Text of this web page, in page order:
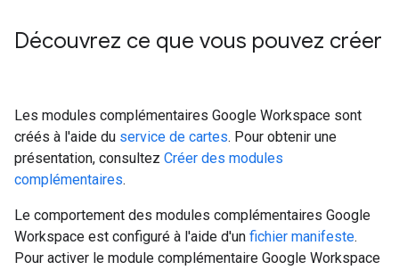
Découvrez ce que vous pouvez créer
Les modules complémentaires Google Workspace sont
créés à l'aide du service de cartes. Pour obtenir une
présentation, consultez Créer des modules
complémentaires.
Le comportement des modules complémentaires Google
Workspace est configuré à l'aide d'un fichier manifeste.
Pour activer le module complémentaire Google Workspace